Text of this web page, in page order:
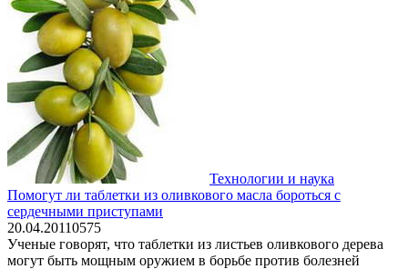
Технологии и наука
Помогут ли таблетки из оливкового масла бороться с
сердечными приступами
20.04.20110575
Ученые говорят, что таблетки из листьев оливкового дерева
могут быть мощным оружием в борьбе против болезней